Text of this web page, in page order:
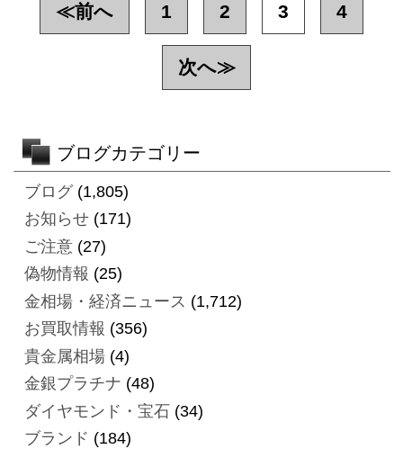
≪前へ 1 2 3 4
次へ≫
ブログカテゴリー
ブログ(1,805)
お知らせ(171)
ご注意(27)
偽物情報 (25)
金相場・経済ニュース (1,712)
お買取情報 (356)
貴金属相場(4)
金銀プラチナ (48)
ダイヤモンド・宝石(34)
ブランド (184)